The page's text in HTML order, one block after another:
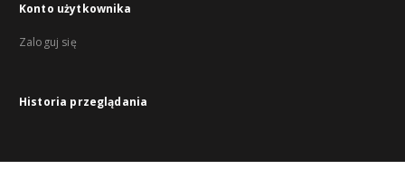
Konto użytkownika
Zaloguj się
Historia przeglądania